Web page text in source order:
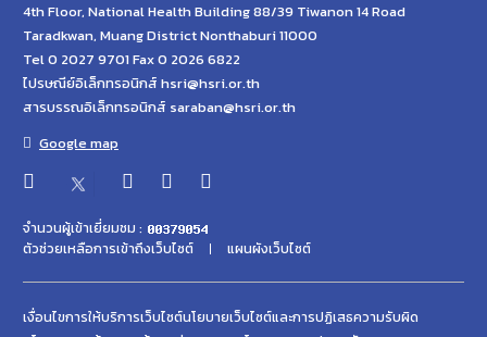
4th Floor, National Health Building 88/39 Tiwanon 14 Road
Taradkwan, Muang District Nonthaburi 11000
Tel 0 2027 9701 Fax 0 2026 6822
ไปรษณีย์อิเล็กทรอนิกส์ hsri@hsri.or.th
สารบรรณอิเล็กทรอนิกส์ saraban@hsri.or.th
Google map
จำนวนผู้เข้าเยี่ยมชม :
ตัวช่วยเหลือการเข้าถึงเว็บไซต์
แผนผังเว็บไซต์
เงื่อนไขการให้บริการเว็บไซต์นโยบายเว็บไซต์และการปฏิเสธความรับผิด